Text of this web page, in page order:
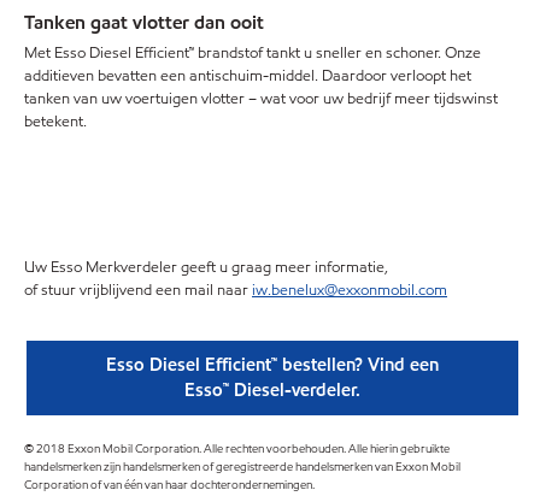
Tanken gaat vlotter dan ooit
Met Esso Diesel Efficient™ brandstof tankt u sneller en schoner. Onze
additieven bevatten een antischuim-middel. Daardoor verloopt het
tanken van uw voertuigen vlotter – wat voor uw bedrijf meer tijdswinst
betekent.
Uw Esso Merkverdeler geeft u graag meer informatie,
of stuur vrijblijvend een mail naariw.benelux@exxonmobil.com
Esso Diesel Efficient™ bestellen? Vind een
Esso™ Diesel-verdeler.
© 2018 Exxon Mobil Corporation. Alle rechten voorbehouden. Alle hierin gebruikte
handelsmerken zijn handelsmerken of geregistreerde handelsmerken van Exxon Mobil
Corporation of van één van haar dochterondernemingen.